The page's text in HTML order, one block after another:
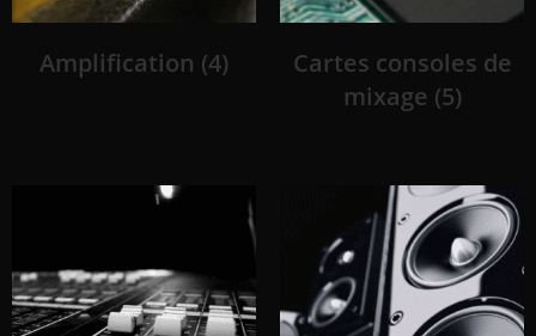
Amplification (4)
Cartes consoles de
mixage (5)